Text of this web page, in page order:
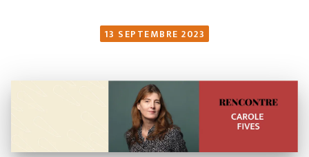
13 SEPTEMBRE 2023